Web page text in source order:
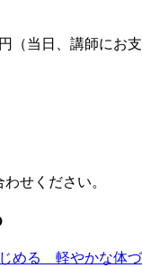
（当日、講師にお支
せください。